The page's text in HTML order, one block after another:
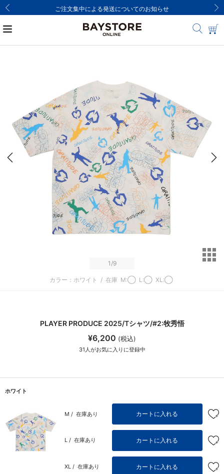
ご注文集中による発送についてのお知らせ
1/9
カラー：ホワイト / 在庫 M:◯ L:◯ XL:◯
PLAYER PRODUCE 2025/Tシャツ/#2:牧秀悟
¥6,200 (税込)
31 人がお気に入りに登録中
ホワイト
M / 在庫あり カートに入れる
L / 在庫あり カートに入れる
XL / 在庫あり カートに入れる